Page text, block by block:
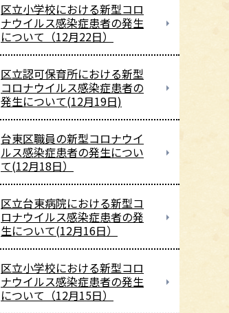
区立小学校における新型コロ
ナウイルス感染症患者の発生
について（12月22日）
区立認可保育所における新型
コロナウイルス感染症患者の
発生について(12月19日)
台東区職員の新型コロナウイ
ルス感染症患者の発生につい
て(12月18日）
区立台東病院における新型コ
ロナウイルス感染症患者の発
生について(12月16日）
区立小学校における新型コロ
ナウイルス感染症患者の発生
について（12月15日）